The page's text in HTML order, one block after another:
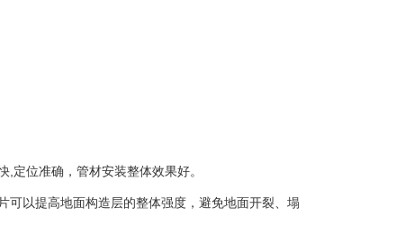
定位准确，管材安装整体效果好。
可以提高地面构造层的整体强度，避免地面开裂、塌